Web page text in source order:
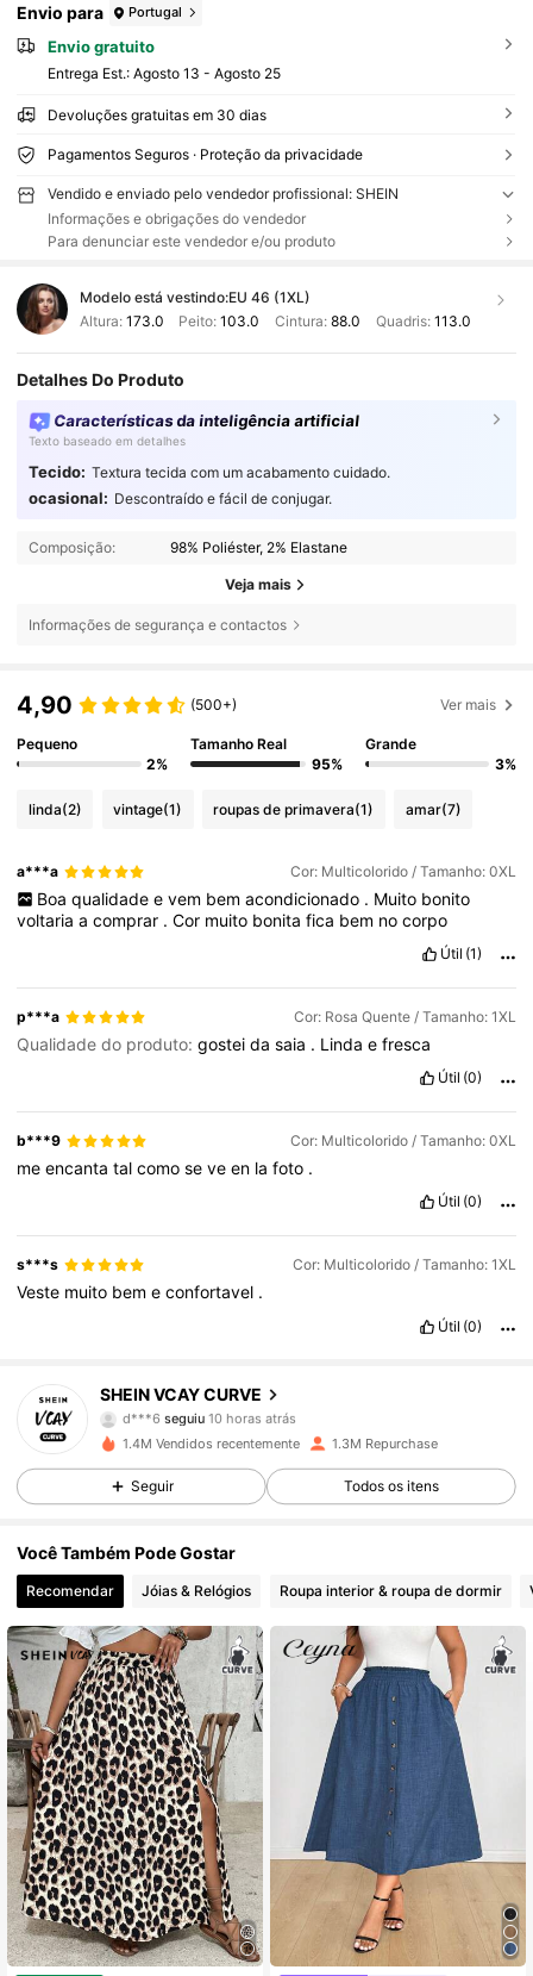
Envio para Portugal
Envio gratuito
Entrega Est.: Agosto 13 - Agosto 25
Devoluções gratuitas em 30 dias
Pagamentos Seguros · Proteção da privacidade
Vendido e enviado pelo vendedor profissional: SHEIN
Informações e obrigações do vendedor
Para denunciar este vendedor e/ou produto
Modelo está vestindo:EU 46 (1XL)
Altura: 173.0 Peito:103.0 Cintura: 88.0 Quadris: 113.0
Detalhes Do Produto
Características da inteligência artificial
Texto baseado em detalhes
Tecido: Textura tecida com um acabamento cuidado.
ocasional: Descontraído e fácil de conjugar.
Composição: 98% Poliéster, 2% Elastane
Veja mais
Informações de segurança e contactos
4,90 (500+) Ver mais
Pequeno
2%
Tamanho Real
95%
Grande
3%
linda(2) vintage(1) roupas de primavera(1) amar(7)
a***a Cor: Multicolorido / Tamanho: 0XL
Boa qualidade e vem bem acondicionado . Muito bonito
voltariaacomprar .Cor muito bonitafica bem nocorpo
Útil (1)
p***a Cor: Rosa Quente / Tamanho: 1XL
Qualidade do produto:gosteidasaia . Lindaefresca
Útil (0)
b***9 Cor: Multicolorido / Tamanho: 0XL
meencantatalcomoseveen lafoto .
Útil (0)
s***s Cor: Multicolorido / Tamanho: 1XL
Veste muito bemeconfortavel .
Útil (0)
SHEIN VCAY CURVE
d***6seguiu10 horas atrás
e***testá a navegar
4,84
190K Seguidores
4,84 190K Seguidores
4,84 190K Seguidores
4,84 190K Seguidores
4,84 190K Seguidores
4,84 190K Seguidores
1.4M Vendidos recentemente 1.3M Repurchase
Seguir Todos os itens
Você Também Pode Gostar
Recomendar Jóias & Relógios Roupa interior & roupa de dormir